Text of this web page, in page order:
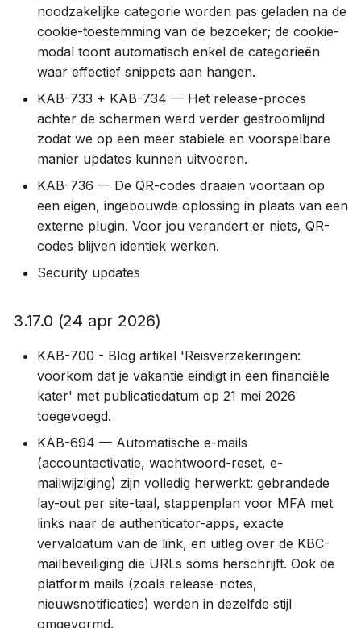
1.45.0 (10 jul 2023)
1.44.0 (7 feb 2023)
2022
1.43.0 (23 dec 2022)
1.42.0 (21 dec 2022)
1.41.0 (29 sept 2022)
1.40.0 (23 aug 2022)
1.36.1 (23 maa 2022)
1.35.0 (11 feb 2022)
1.34.0 (3 feb 2022)
1.33.2 (25 jan 2022)
2021
1.32.0 (19 dec 2021)
noodzakelijke categorie worden pas geladen na de
cookie-toestemming van de bezoeker; de cookie-
modal toont automatisch enkel de categorieën
waar effectief snippets aan hangen.
KAB-733 + KAB-734 — Het release-proces
achter de schermen werd verder gestroomlijnd
zodat we op een meer stabiele en voorspelbare
manier updates kunnen uitvoeren.
KAB-736 — De QR-codes draaien voortaan op
een eigen, ingebouwde oplossing in plaats van een
externe plugin. Voor jou verandert er niets, QR-
codes blijven identiek werken.
Security updates
3.17.0 (24 apr 2026)
KAB-700 - Blog artikel 'Reisverzekeringen:
voorkom dat je vakantie eindigt in een financiële
kater' met publicatiedatum op 21 mei 2026
toegevoegd.
KAB-694 — Automatische e-mails
(accountactivatie, wachtwoord-reset, e-
mailwijziging) zijn volledig herwerkt: gebrandede
lay-out per site-taal, stappenplan voor MFA met
links naar de authenticator-apps, exacte
vervaldatum van de link, en uitleg over de KBC-
mailbeveiliging die URLs soms herschrijft. Ook de
platform mails (zoals release-notes,
nieuwsnotificaties) werden in dezelfde stijl
omgevormd.